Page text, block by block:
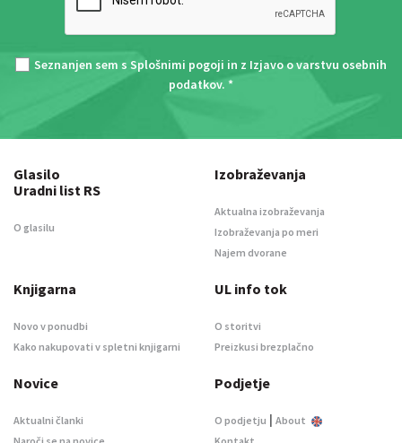
Seznanjen sem s Splošnimi pogoji in z Izjavo o varstvu osebnih
podatkov. *
Glasilo
Uradni list RS
O glasilu
Izobraževanja
Aktualna izobraževanja
Izobraževanja po meri
Najem dvorane
Knjigarna
Novo v ponudbi
Kako nakupovati v spletni knjigarni
UL info tok
O storitvi
Preizkusi brezplačno
Novice
Aktualni članki
Podjetje
O podjetju | About